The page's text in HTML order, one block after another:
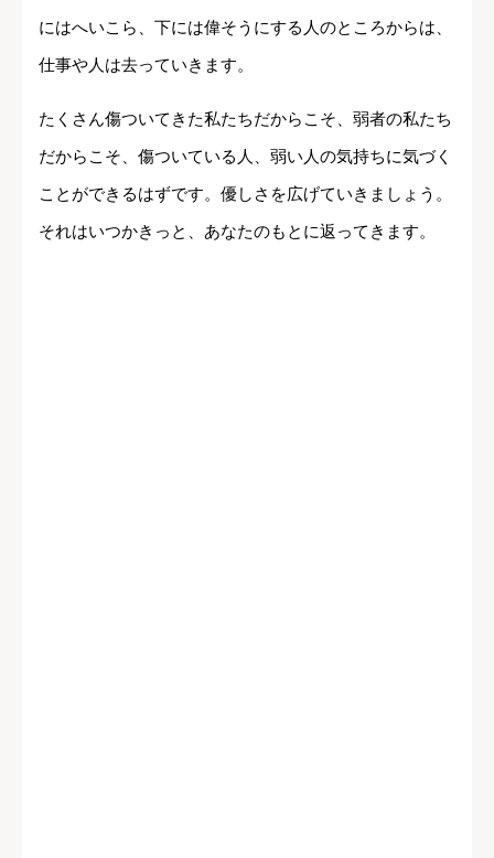
にはへいこら、下には偉そうにする人のところからは、
仕事や人は去っていきます。
たくさん傷ついてきた私たちだからこそ、弱者の私たち
だからこそ、傷ついている人、弱い人の気持ちに気づく
ことができるはずです。優しさを広げていきましょう。
それはいつかきっと、あなたのもとに返ってきます。